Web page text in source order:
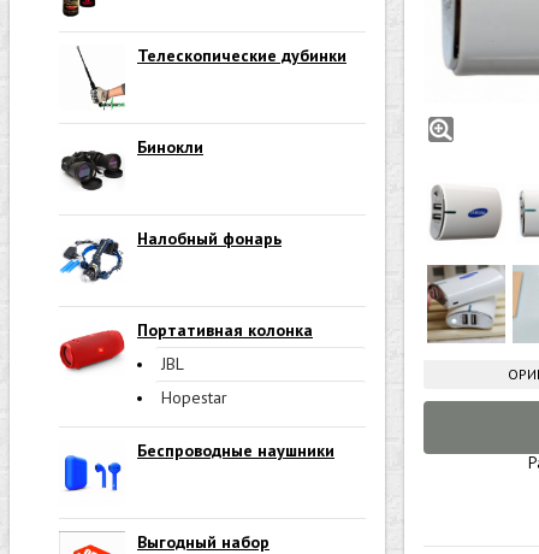
Телескопические дубинки
Бинокли
Налобный фонарь
Портативная колонка
JBL
Hopestar
Беспроводные наушники
Выгодный набор